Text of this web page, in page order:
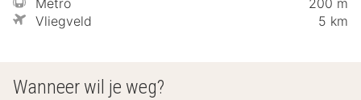
Metro
200 m
Vliegveld
5 km
Wanneer wil je weg?